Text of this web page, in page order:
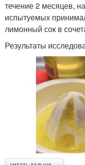
течение 2 месяцев,
испытуемых
лимонный сок в
Результаты